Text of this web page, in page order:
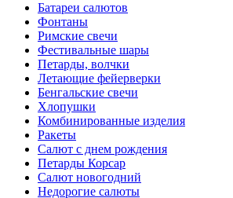
Батареи салютов
Фонтаны
Римские свечи
Фестивальные шары
Петарды, волчки
Летающие фейерверки
Бенгальские свечи
Хлопушки
Комбинированные изделия
Ракеты
Салют с днем рождения
Петарды Корсар
Салют новогодний
Недорогие салюты